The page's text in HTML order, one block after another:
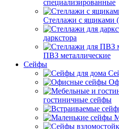
специализированные
Стеллажи с ящиками
даркстора
ПВЗ металлические
Сейфы
гостиничные сейфы